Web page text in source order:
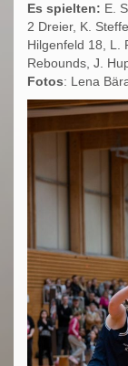
Es spielten: E.
2 Dreier, K.
Hilgenfeld 18, L.
Rebounds, J.
Fotos: Lena